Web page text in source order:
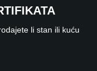
li stan ili kuću